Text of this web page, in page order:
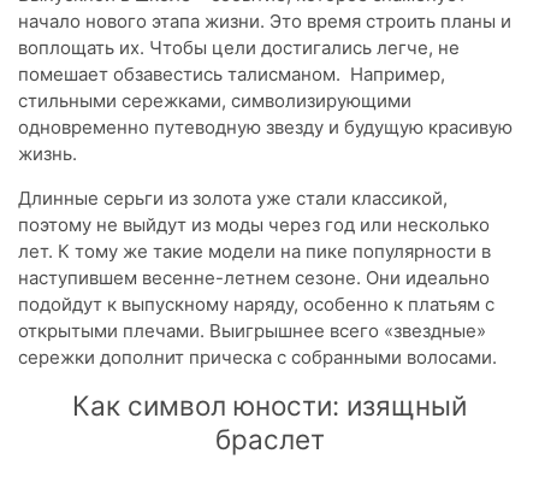
начало нового этапа жизни. Это время строить планы и
воплощать их. Чтобы цели достигались легче, не
помешает обзавестись талисманом. Например,
стильными сережками, символизирующими
одновременно путеводную звезду и будущую красивую
жизнь.
Длинные серьги из золота уже стали классикой,
поэтому не выйдут из моды через год или несколько
лет. К тому же такие модели на пике популярности в
наступившем весенне-летнем сезоне. Они идеально
подойдут к выпускному наряду, особенно к платьям с
открытыми плечами. Выигрышнее всего «звездные»
сережки дополнит прическа с собранными волосами.
Как символ юности: изящный
браслет